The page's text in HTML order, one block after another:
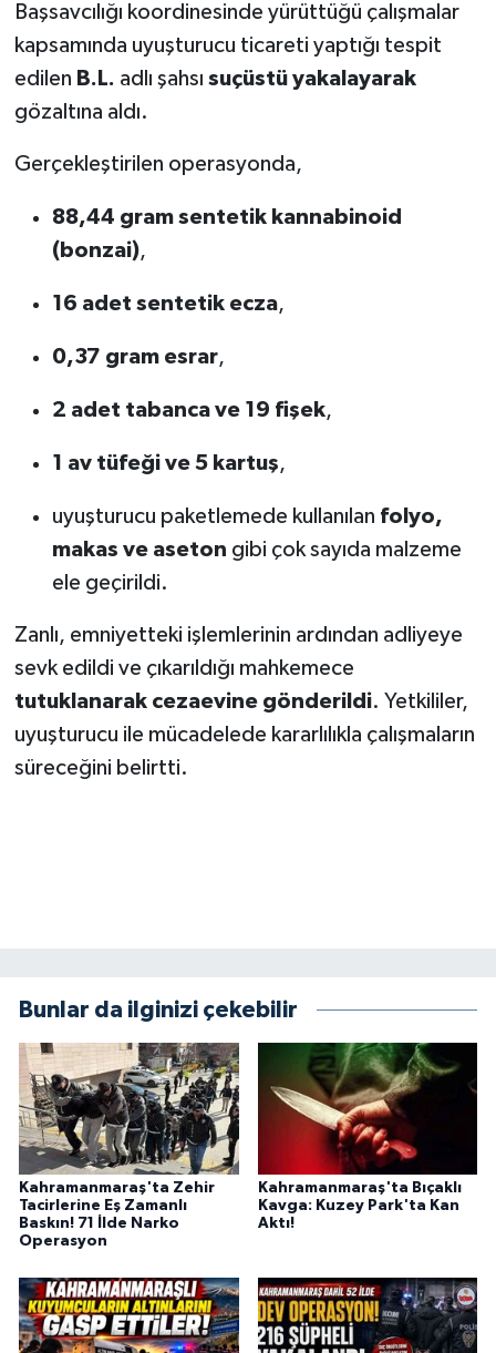
Başsavcılığı koordinesinde yürüttüğü çalışmalar
kapsamında uyuşturucu ticareti yaptığı tespit
edilen B.L. adlı şahsı suçüstü yakalayarak
gözaltına aldı.
Gerçekleştirilen operasyonda,
88,44 gram sentetik kannabinoid
(bonzai),
16 adet sentetik ecza,
0,37 gram esrar,
2 adet tabanca ve 19 fişek,
1 av tüfeği ve 5 kartuş,
uyuşturucu paketlemede kullanılan folyo,
makas ve aseton gibi çok sayıda malzeme
ele geçirildi.
Zanlı, emniyetteki işlemlerinin ardından adliyeye
sevk edildi ve çıkarıldığı mahkemece
tutuklanarak cezaevine gönderildi. Yetkililer,
uyuşturucu ile mücadelede kararlılıkla çalışmaların
süreceğini belirtti.
Bunlar da ilginizi çekebilir
Kahramanmaraş'ta Zehir
Tacirlerine Eş Zamanlı
Baskın! 71 İlde Narko
Operasyon
Kahramanmaraş'ta Bıçaklı
Kavga: Kuzey Park'ta Kan
Aktı!
MEDYA
SEÇİM 2011
Yemek
SİVİL TOPLUM
SEÇİM 2014
KİM KİMDİR
ÇEK GÖNDER
KİTAP
HEDEF2020
OTOMOBİL
MİZAH
TARİH
ASAYİŞ
SEÇİM 2015
ÇEVRE
YARIŞMALAR